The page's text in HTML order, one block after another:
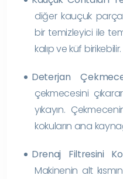
diğer kauçuk
bir temizleyici ile
kalıp ve küf birikebilir.
Deterjan
çekmecesini
yıkayın.
kokuların ana
Drenaj Filtresini
Makinenin alt